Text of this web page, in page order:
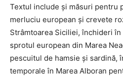
Textul include și măsuri pentru
merluciu european și crevete
Strâmtoarea Siciliei, închideri
sprotul european din Marea
pescuitul de hamsie și sardină,
temporale în Marea Alboran